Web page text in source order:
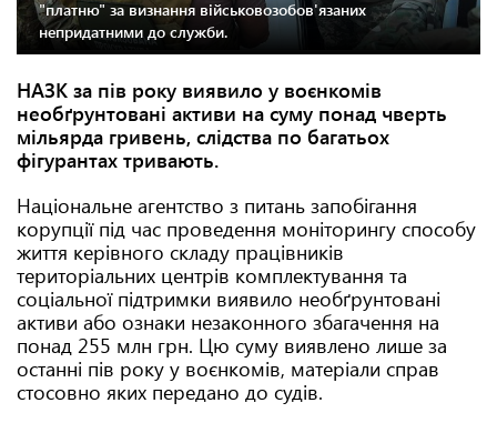
"платню" за визнання військовозобов'язаних
непридатними до служби.
НАЗК за пів року виявило у воєнкомів
необґрунтовані активи на суму понад чверть
мільярда гривень, слідства по багатьох
фігурантах тривають.
Національне агентство з питань запобігання
корупції під час проведення моніторингу способу
життя керівного складу працівників
територіальних центрів комплектування та
соціальної підтримки виявило необґрунтовані
активи або ознаки незаконного збагачення на
понад 255 млн грн. Цю суму виявлено лише за
останні пів року у воєнкомів, матеріали справ
стосовно яких передано до судів.